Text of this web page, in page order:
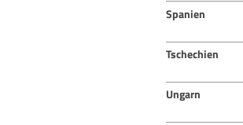
Spanien
Tschechien
Ungarn